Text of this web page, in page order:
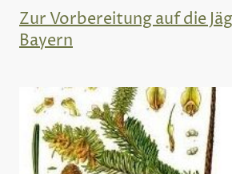
Zur Vorbereitung auf die
Bayern